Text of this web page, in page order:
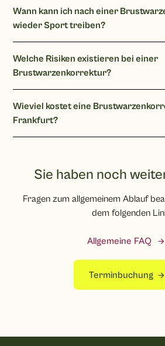
berate Sie hierzu gerne.
erst empfehle ich erst nach 3
ist das Duschen aber sofort möglich.
Wann kann ich nach einer
wieder Sport treiben?
Kraftsport erst nach 3 Wochen.
Welche Risiken existieren bei einer
Brustwarzenkorrektur?
auftreten. Ebenso kann
oder Taubheitsgefühl entstehen.
Wieviel kostet eine
Frankfurt?
Brustwarzenkorrektur ab 2.500
Sie haben noch
Fragen zum allgemeinem Ablauf
dem folgenden
Allgemeine FAQ
Terminbuchung